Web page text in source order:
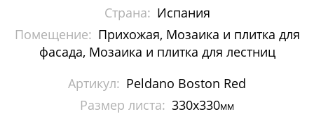
Stone
Италия
Страна: Испания
Помещение: Прихожая, Мозаика и плитка для
фасада, Мозаика и плитка для лестниц
Артикул: Peldano Boston Red
Размер листа: 330х330мм